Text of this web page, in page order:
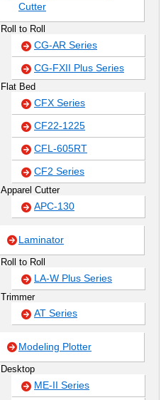
Cutter
Roll to Roll
CG-AR Series
CG-FXII Plus Series
Flat Bed
CFX Series
CF22-1225
CFL-605RT
CF2 Series
Apparel Cutter
APC-130
Laminator
Roll to Roll
LA-W Plus Series
Trimmer
AT Series
Modeling Plotter
Desktop
ME-II Series